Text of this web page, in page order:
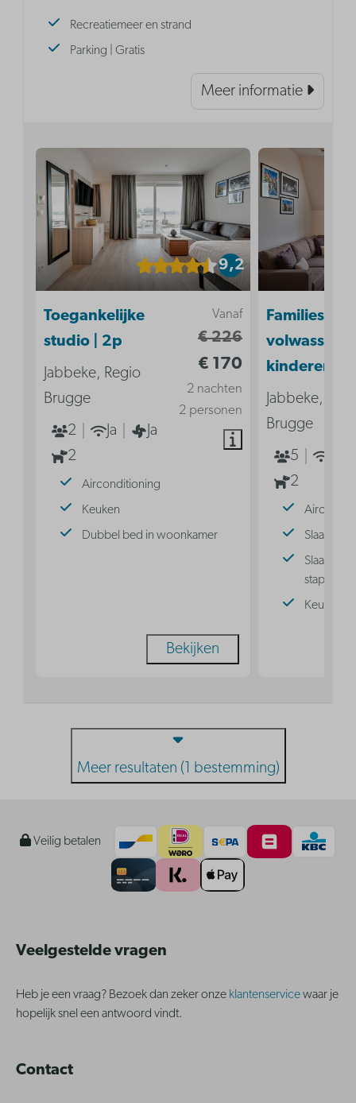
Recreatiemeer en strand
Parking | Gratis
Meer informatie
9,2
Vanaf
€ 226
€ 170
2 nachten
2 personen
Toegankelijke
studio | 2p
Jabbeke, Regio
Brugge
2
Ja
Ja
2
Airconditioning
Keuken
Dubbel bed in woonkamer
Bekijken
Familiesuite
kinderen
Jabbeke,
Brugge
5
2
stapelbed
Keuken
Meer resultaten (1 bestemming)
Veilig betalen
Veelgestelde vragen
Heb je een vraag? Bezoek dan zeker onze klantenservicewaar je
hopelijk snel een antwoord vindt.
Contact